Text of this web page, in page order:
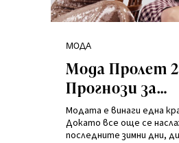
МОДА
Мода Пролет
Прогнози за
предстоящия
Модата е винаги една
Докато все още се
последните зимни дни,